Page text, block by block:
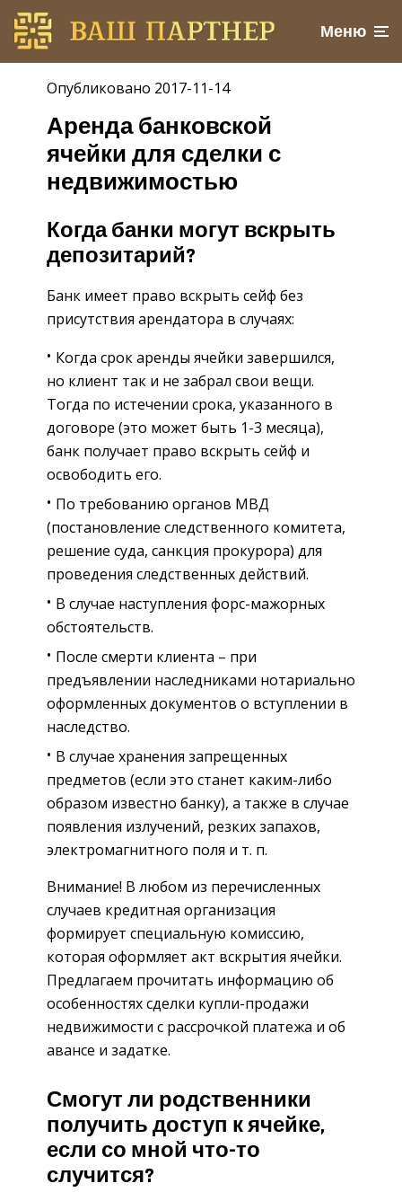
Меню
Опубликовано 2017-11-14
Аренда банковской
ячейки для сделки с
недвижимостью
Когда банки могут вскрыть
депозитарий?
Банк имеет право вскрыть сейф без
присутствия арендатора в случаях:
Когда срок аренды ячейки завершился,
но клиент так и не забрал свои вещи.
Тогда по истечении срока, указанного в
договоре (это может быть 1-3 месяца),
банк получает право вскрыть сейф и
освободить его.
По требованию органов МВД
(постановление следственного комитета,
решение суда, санкция прокурора) для
проведения следственных действий.
В случае наступления форс-мажорных
обстоятельств.
После смерти клиента – при
предъявлении наследниками нотариально
оформленных документов о вступлении в
наследство.
В случае хранения запрещенных
предметов (если это станет каким-либо
образом известно банку), а также в случае
появления излучений, резких запахов,
электромагнитного поля и т. п.
Внимание! В любом из перечисленных
случаев кредитная организация
формирует специальную комиссию,
которая оформляет акт вскрытия ячейки.
Предлагаем прочитать информацию об
особенностях сделки купли-продажи
недвижимости с рассрочкой платежа и об
авансе и задатке.
Смогут ли родственники
получить доступ к ячейке,
если со мной что-то
случится?